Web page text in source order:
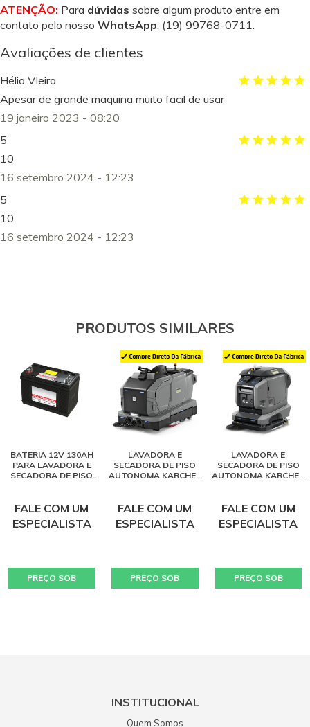
ATENÇÃO: Para dúvidas sobre algum produto entre em
contato pelo nosso WhatsApp: (19) 99768-0711
Avaliações de clientes
Hélio VIeira
Apesar de grande maquina muito facil de usar
19 janeiro 2023 - 08:20
5
10
16 setembro 2024 - 12:23
5
10
16 setembro 2024 - 12:23
PRODUTOS SIMILARES
BATERIA 12V 130AH
PARA LAVADORA E
SECADORA DE PISO
FALE COM UM
ESPECIALISTA
PREÇO SOB
LAVADORA E
SECADORA DE PISO
AUTONOMA KARCHER
FALE COM UM
ESPECIALISTA
PREÇO SOB
LAVADORA E
SECADORA DE PISO
AUTONOMA KARCHER
FALE COM UM
ESPECIALISTA
PREÇO SOB
INSTITUCIONAL
Quem Somos